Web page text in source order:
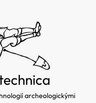
archeologickými